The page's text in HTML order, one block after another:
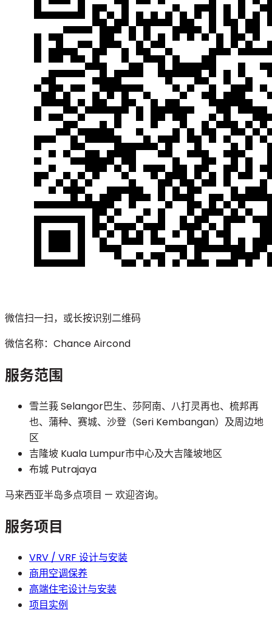
微信扫一扫，或长按识别二维码
微信名称： Chance Aircond
服务范围
雪兰莪 Selangor巴生、莎阿南、八打灵再也、梳邦再
也、蒲种、赛城、沙登（Seri Kembangan）及周边地
区
吉隆坡 Kuala Lumpur市中心及大吉隆坡地区
布城 Putrajaya
马来西亚半岛多点项目 — 欢迎咨询。
服务项目
VRV / VRF 设计与安装
商用空调保养
高端住宅设计与安装
项目实例